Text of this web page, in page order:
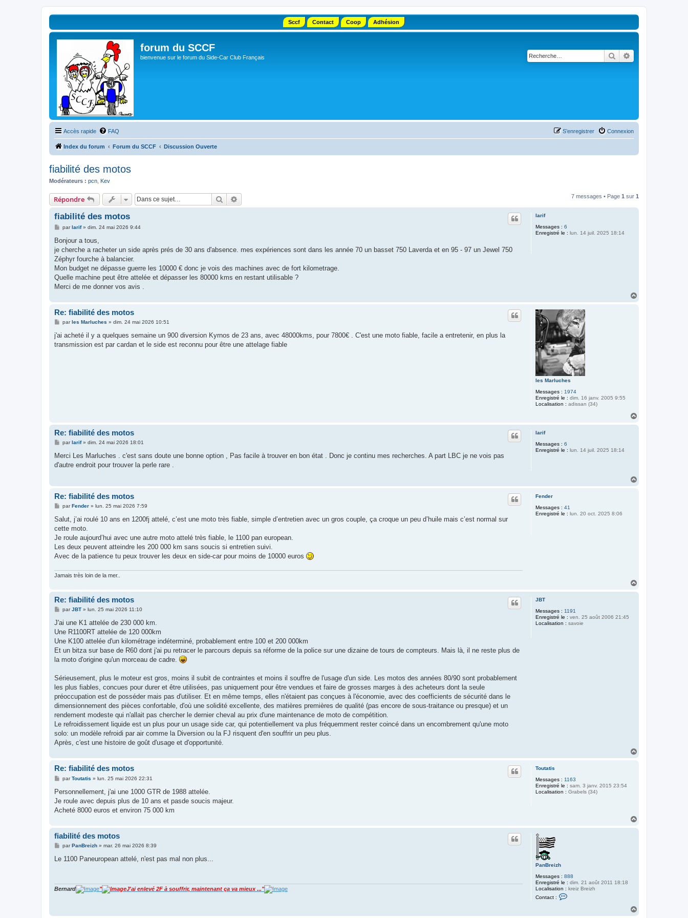
Sccf Contact Coop Adhésion
forum du SCCF
bienvenue sur le forum du Side-Car Club Français Rechercher
Accès rapide FAQ Connexion
S’enregistrer
Index du forum Forum du SCCF Discussion Ouverte
fiabilité des motos
Modérateurs : pcn Kev
Répondre Rechercher 7 messages • Page 1 sur 1
larif
Messages : 6
Enregistré le : lun. 14 juil. 2025 18:14
fiabilité des motos
M
s
a
g
e
parlarif» dim. 24 mai 2026 9:44
Bonjour a tous,
je cherche a racheter un side après prés de 30 ans d'absence. mes expériences sont dans les année 70 un basset 750 Laverda et en 95 - 97 un Jewel 750
Zéphyr fourche à balancier.
Mon budget ne dépasse guerre les 10000 € donc je vois des machines avec de fort kilometrage.
Quelle machine peut être attelée et dépasser les 80000 kms en restant utilisable ?
Merci de me donner vos avis .
les Marluches
Messages : 1974
Enregistré le : dim. 16 janv. 2005 9:55
Localisation : adissan (34)
Re: fiabilité des motos
M
s
a
parles Marluches » dim. 24 mai 2026 10:51
j'ai acheté il y a quelques semaine un 900 diversion Kyrnos de 23 ans, avec 48000kms, pour 7800€ . C'est une moto fiable, facile a entretenir, en plus la
transmission est par cardan et le side est reconnu pour être une attelage fiable
larif
Messages : 6
Enregistré le : lun. 14 juil. 2025 18:14
Re: fiabilité des motos
M
s
a
parlarif» dim. 24 mai 2026 18:01
Merci Les Marluches . c'est sans doute une bonne option , Pas facile à trouver en bon état . Donc je continu mes recherches. A part LBC je ne vois pas
d'autre endroit pour trouver la perle rare .
Fender
Messages : 41
Enregistré le : lun. 20 oct. 2025 8:06
Re: fiabilité des motos
M
s
a
g
parFender» lun. 25 mai 2026 7:59
Salut, j’ai roulé 10 ans en 1200fj attelé, c’est une moto très fiable, simple d’entretien avec un gros couple, ça croque un peu d’huile mais c’est normal sur
cette moto.
Je roule aujourd’hui avec une autre moto attelé très fiable, le 1100 pan european.
Les deux peuvent atteindre les 200 000 km sans soucis si entretien suivi.
Avec de la patience tu peux trouver les deux en side-car pour moins de 10000 euros
Jamais très loin de la mer..
JBT
Messages : 1191
Enregistré le : ven. 25 août 2006 21:45
Localisation : savoie
Re: fiabilité des motos
M
s
a
g
parJBT» lun. 25 mai 2026 11:10
J'ai une K1 attelée de 230 000 km.
Une R1100RT attelée de 120 000km
Une K100 attelée d'un kilométrage indéterminé, probablement entre 100 et 200 000km
Et un bitza sur base de R60 dont j'ai pu retracer le parcours depuis sa réforme de la police sur une dizaine de tours de compteurs. Mais là, il ne reste plus de
la moto d'origine qu'un morceau de cadre.
Sérieusement, plus le moteur est gros, moins il subit de contraintes et moins il souffre de l'usage d'un side. Les motos des années 80/90 sont probablement
les plus fiables, concues pour durer et être utilisées, pas uniquement pour être vendues et faire de grosses marges à des acheteurs dont la seule
préoccupation est de posséder mais pas d'utiliser. Et en même temps, elles n'étaient pas conçues à l'économie, avec des coefficients de sécurité dans le
dimensionnement des pièces confortable, d'où une solidité excellente, des matières premières de qualité (pas encore de sous-traitance ou presque) et un
rendement modeste qui n'allait pas chercher le dernier cheval au prix d'une maintenance de moto de compétition.
Le refroidissement liquide est un plus pour un usage side car, qui potentiellement va plus fréquemment rester coincé dans un encombrement qu'une moto
solo: un modèle refroidi par air comme la Diversion ou la FJ risquent d'en souffrir un peu plus.
Après, c'est une histoire de goût d'usage et d'opportunité.
Toutatis
Messages : 1163
Enregistré le : sam. 3 janv. 2015 23:54
Localisation : Grabels (34)
Re: fiabilité des motos
M
s
a
g
parToutatis » lun. 25 mai 2026 22:31
Personnellement, j'ai une 1000 GTR de 1988 attelée.
Je roule avec depuis plus de 10 ans et pasde soucis majeur.
Acheté 8000 euros et environ 75 000 km
PanBreizh
Messages : 888
Enregistré le : dim. 21 août 2011 18:18
Localisation : kreiz Breizh
Contact :
fiabilité des motos
M
s
parPanBreizh» mar. 26 mai 2026 8:39
Le 1100 Paneuropean attelé, n'est pas mal non plus...
Bernard " J'ai enlevé 2F à souffrir, maintenant ça va mieux ..."